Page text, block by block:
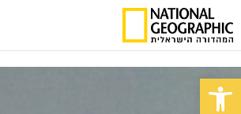
פתח סרגל נגישות